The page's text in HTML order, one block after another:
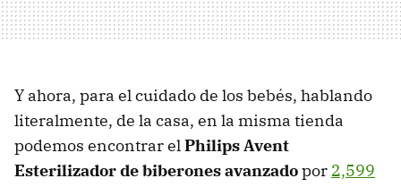
Y ahora, para el cuidado de los bebés, hablando
literalmente, de la casa, en la misma tienda
podemos encontrar elPhilips Avent
Esterilizador de biberones avanzadopor 2,599